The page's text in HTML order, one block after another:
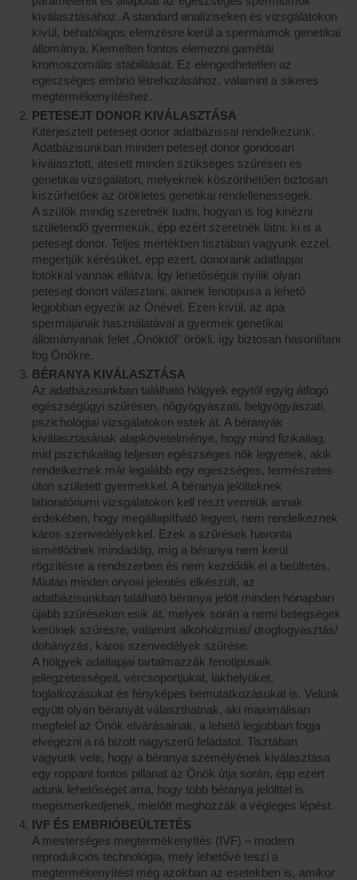
kiválasztásához. A standard analíziseken és vizsgálatokon
kívül, behatólagos elemzésre kerül a spermiumok genetikai
állománya. Kiemelten fontos elemezni gamétái
kromoszomális stabilitását. Ez elengedhetetlen az
egészséges embrió létrehozásához, valamint a sikeres
megtermékenyítéshez.
PETESEJT DONOR KIVÁLASZTÁSA
Kiterjesztett petesejt donor adatbázissal rendelkezünk.
Adatbázisunkban minden petesejt donor gondosan
kiválasztott, átesett minden szükséges szűrésen és
genetikai vizsgálaton, melyeknek köszönhetően biztosan
kiszűrhetőek az örökletes genetikai rendellenességek.
A szülők mindig szeretnék tudni, hogyan is fog kinézni
születendő gyermekük, épp ezért szeretnék látni, ki is a
petesejt donor. Teljes mértékben tisztában vagyunk ezzel,
megértjük kérésüket, épp ezért, donoraink adatlapjai
fotókkal vannak ellátva. Így lehetőségük nyílik olyan
petesejt donort választani, akinek fenotipusa a lehető
legjobban egyezik az Önével. Ezen kívül, az apa
spermájának használatával a gyermek genetikai
állományának felét „Önöktől” örökli, így biztosan hasonlítani
fog Önökre.
BÉRANYA KIVÁLASZTÁSA
Az adatbázisunkban található hölgyek egytől egyig átfogó
egészségügyi szűrésen, nőgyógyászati, belgyógyászati,
pszichológiai vizsgálatokon estek át. A béranyák
kiválasztásának alapkövetelménye, hogy mind fizikailag,
mid pszichikailag teljesen egészséges nők legyenek, akik
rendelkeznek már legalább egy egészséges, természetes
úton született gyermekkel. A béranya jelölteknek
laboratóriumi vizsgálatokon kell részt venniük annak
érdekében, hogy megállapítható legyen, nem rendelkeznek
káros szenvedélyekkel. Ezek a szűrések havonta
ismétlődnek mindaddig, míg a béranya nem kerül
rögzítésre a rendszerben és nem kezdődik el a beültetés.
Miután minden orvosi jelentés elkészült, az
adatbázisunkban található béranya jelölt minden hónapban
újabb szűréseken esik át, melyek során a nemi betegségek
kerülnek szűrésre, valamint alkoholizmus/ drogfogyasztás/
dohányzás, káros szenvedélyek szűrése.
A hölgyek adatlapjai tartalmazzák fenotipusaik
jellegzetességeit, vércsoportjukat, lakhelyüket,
foglalkozásukat és fényképes bemutatkozásukat is. Velünk
együtt olyan béranyát választhatnak, aki maximálisan
megfelel az Önök elvárásainak, a lehető legjobban fogja
elvégezni a rá bizott nagyszerű feladatot. Tisztában
vagyunk vele, hogy a béranya személyének kiválasztása
egy roppant fontos pillanat az Önök útja során, épp ezért
adunk lehetőséget arra, hogy több béranya jelölttel is
megismerkedjenek, mielőtt meghozzák a végleges lépést.
IVF ÉS EMBRIÓBEÜLTETÉS
A mesterséges megtermékenyítés (IVF) – modern
reprodukciós technológia, mely lehetővé teszi a
megtermékenyítést még azokban az esetekben is, amikor